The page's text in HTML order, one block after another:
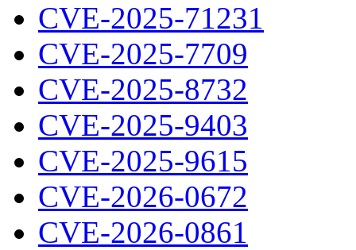
CVE-2025-71231
CVE-2025-7709
CVE-2025-8732
CVE-2025-9403
CVE-2025-9615
CVE-2026-0672
CVE-2026-0861